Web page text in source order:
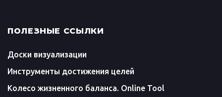
ПОЛЕЗНЫЕ ССЫЛКИ
Доски визуализации
Инструменты достижения целей
Колесо жизненного баланса. Online Tool